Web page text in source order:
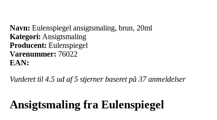
Navn: Eulenspiegel ansigtsmaling, brun, 20ml
Kategori: Ansigtsmaling
Producent: Eulenspiegel
Varenummer: 76022
EAN:
Vurderet til 4.5 ud af 5 stjerner baseret på 37anmeldelser
Ansigtsmaling fra Eulenspiegel